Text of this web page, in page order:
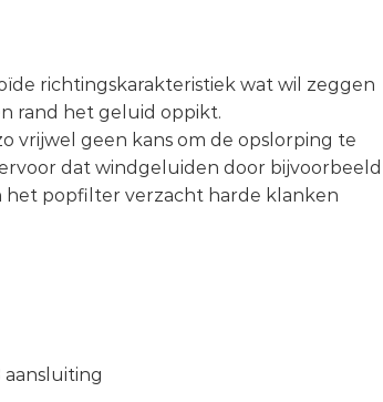
richtingskarakteristiek wat wil zeggen
rand het geluid oppikt.
vrijwel geen kans om de opslorping te
dat windgeluiden door bijvoorbeeld
popfilter verzacht harde klanken